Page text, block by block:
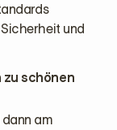
und
zu schönen
am